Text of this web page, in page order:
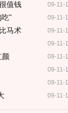
09-11-
值钱
09-11-
吃"
09-11-
马术
09-11-
09-11-
颜
09-11-
09-11-
09-11-